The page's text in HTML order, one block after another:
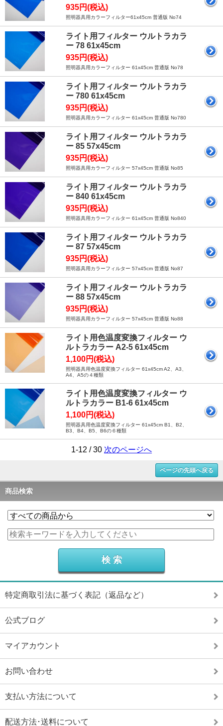
935円(税込)
照明器具用カラーフィルター61x45cm 普通版 No74
ライト用フィルター ウルトラカラ
ー 78 61x45cm
935円(税込)
照明器具用カラーフィルター 61x45cm 普通版 No78
ライト用フィルター ウルトラカラ
ー 780 61x45cm
935円(税込)
照明器具用カラーフィルター 61x45cm 普通版 No780
ライト用フィルター ウルトラカラ
ー 85 57x45cm
935円(税込)
照明器具用カラーフィルター 57x45cm 普通版 No85
ライト用フィルター ウルトラカラ
ー 840 61x45cm
935円(税込)
照明器具用カラーフィルター 61x45cm 普通版 No840
ライト用フィルター ウルトラカラ
ー 87 57x45cm
935円(税込)
照明器具用カラーフィルター 57x45cm 普通版 No87
ライト用フィルター ウルトラカラ
ー 88 57x45cm
935円(税込)
照明器具用カラーフィルター 57x45cm 普通版 No88
ライト用色温度変換フィルター ウ
ルトラカラー A2-5 61x45cm
1,100円(税込)
照明器具用色温度変換フィルター 61x45cm A2、A3、
A4、A5の４種類
ライト用色温度変換フィルター ウ
ルトラカラー B1-6 61x45cm
1,100円(税込)
照明器具用色温度変換フィルター 61x45cm B1、B2、
B3、B4、B5、B6の６種類
1-12 / 30 次のページへ
ページの先頭へ戻る
商品検索
特定商取引法に基づく表記（返品など）
公式ブログ
マイアカウント
お問い合わせ
支払い方法について
配送方法･送料について